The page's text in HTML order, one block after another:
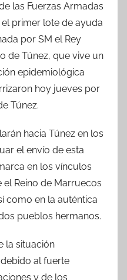
las Fuerzas Armadas
primer lote de ayuda
por SM el Rey
de Túnez, que vive un
epidemiológica
hoy jueves por
Túnez.
hacia Túnez en los
el envío de esta
en los vínculos
Reino de Marruecos
como en la auténtica
pueblos hermanos.
la situación
al fuerte
y de los